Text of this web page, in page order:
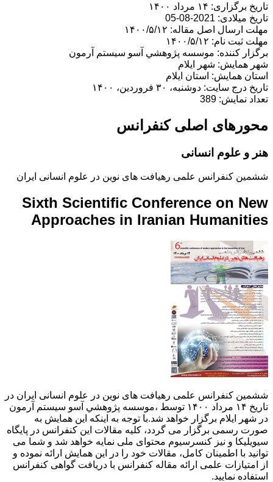
تاریخ برگزاری: ۱۴ مرداد ۱۴۰۰
تاریخ میلادی: 2021-08-05
مهلت ارسال اصل مقاله: ۱۴۰۰/۵/۱۲
مهلت ثبت نام: ۱۴۰۰/۵/۱۲
برگزار کننده: موسسه پژوهشي آسو سيستم آرمون
شهر همایش: شهر ایلام
استان همایش: استان ايلام
تاریخ درج سایت: دوشنبه، ۳۰ فروردین، ۱۴۰۰
تعداد نمایش: 389
محورهای اصلی کنفرانس
هنر و علوم انسانی
ششمین کنفرانس علمی رهیافت های نوین در علوم انسانی ایران
Sixth Scientific Conference on New
Approaches in Iranian Humanities
ششمین کنفرانس علمی رهیافت های نوین در علوم انسانی ایران در
تاریخ ۱۴ مرداد ۱۴۰۰ توسط ،موسسه پژوهشي آسو سيستم آرمون
در شهر ایلام برگزار خواهد شد.با توجه به اینکه این همایش به
صورت رسمی برگزار می گردد، کلیه مقالات این کنفرانس در پایگاه
سیویلیکا و نیز کنسرسیوم محتوای ملی نمایه خواهد شد و شما می
توانید با اطمینان کامل، مقالات خود را در این همایش ارائه نموده و
از امتیازات علمی ارائه مقاله کنفرانس با دریافت گواهی کنفرانس
استفاده نمایید.